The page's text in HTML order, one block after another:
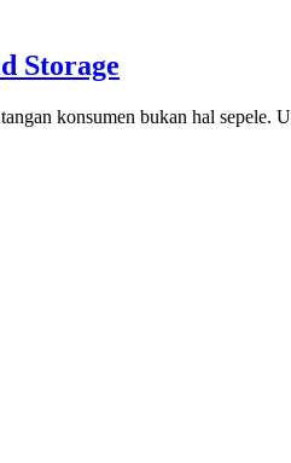
Storage
konsumen bukan hal